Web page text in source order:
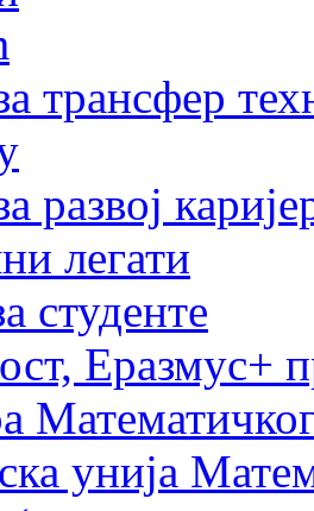
трансфер
развој
легати
студенте
Еразмус+
унија